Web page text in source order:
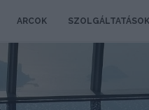
ARCOK SZOLGÁLTATÁSOK